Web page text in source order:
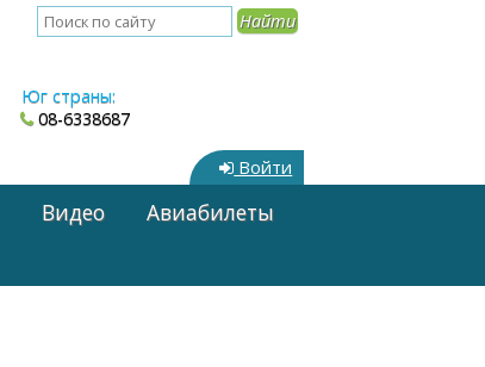
Юг страны:
08-6338687
Войти
Видео
Авиабилеты